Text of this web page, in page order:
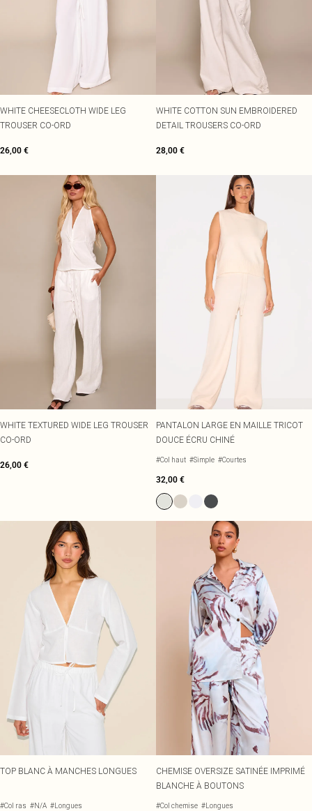
WHITE CHEESECLOTH WIDE LEG
TROUSER CO-ORD
26,00 €
WHITE COTTON SUN EMBROIDERED
DETAIL TROUSERS CO-ORD
28,00 €
WHITE TEXTURED WIDE LEG TROUSER
CO-ORD
26,00 €
PANTALON LARGE EN MAILLE TRICOT
DOUCE ÉCRU CHINÉ
#Col haut #Simple #Courtes
32,00 €
TOP BLANC À MANCHES LONGUES
#Col ras #N/A #Longues
CHEMISE OVERSIZE SATINÉE IMPRIMÉ
BLANCHE À BOUTONS
#Col chemise #Longues